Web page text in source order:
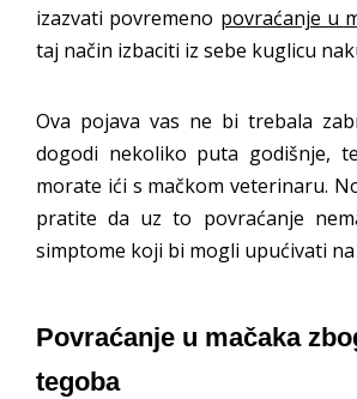
izazvati povremeno povraćanje u
taj način izbaciti iz sebe kuglicu
Ova pojava vas ne bi trebala
dogodi nekoliko puta godišnje,
morate ići s mačkom veterinaru.
pratite da uz to povraćanje
simptome koji bi mogli upućivati
Povraćanje u mačaka
tegoba